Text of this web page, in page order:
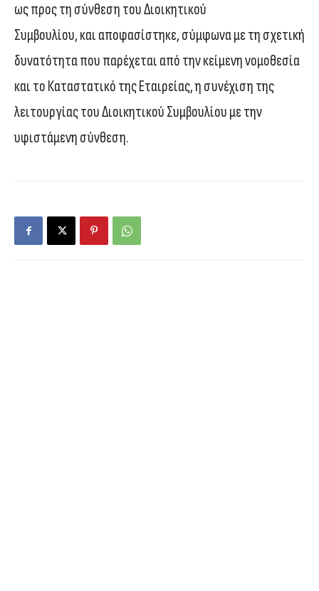
ως προς τη σύνθεση του Διοικητικού
Συμβουλίου, και αποφασίστηκε, σύμφωνα με τη σχετική
δυνατότητα που παρέχεται από την κείμενη νομοθεσία
και το Καταστατικό της Εταιρείας, η συνέχιση της
λειτουργίας του Διοικητικού Συμβουλίου με την
υφιστάμενη σύνθεση.